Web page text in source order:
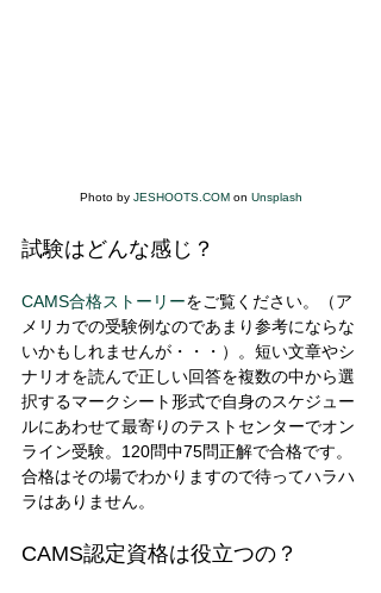
Photo by JESHOOTS.COM on Unsplash
試験はどんな感じ？
CAMS合格ストーリーをご覧ください。（ア
メリカでの受験例なのであまり参考にならな
いかもしれませんが・・・）。短い文章やシ
ナリオを読んで正しい回答を複数の中から選
択するマークシート形式で自身のスケジュー
ルにあわせて最寄りのテストセンターでオン
ライン受験。120問中75問正解で合格です。
合格はその場でわかりますので待ってハラハ
ラはありません。
CAMS認定資格は役立つの？